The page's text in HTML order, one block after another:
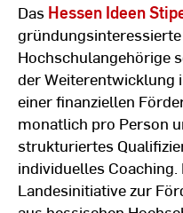
Das Hessen Ideen
Hochschulangehörige
der Weiterentwicklung
einer finanziellen
monatlich pro Person
strukturiertes
individuelles
Landesinitiative zur